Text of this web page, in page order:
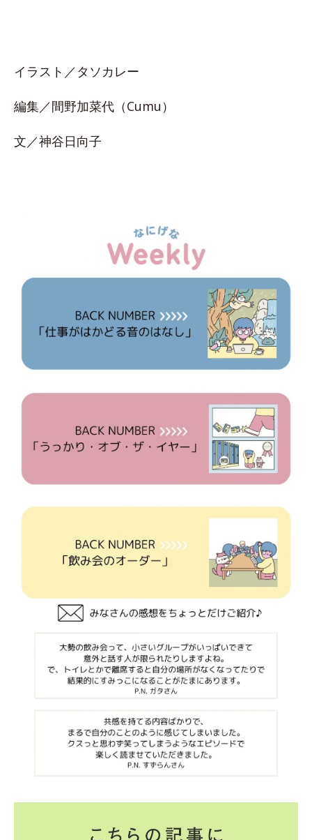
イラスト／タソカレー
編集／間野加菜代（Cumu）
文／神谷日向子